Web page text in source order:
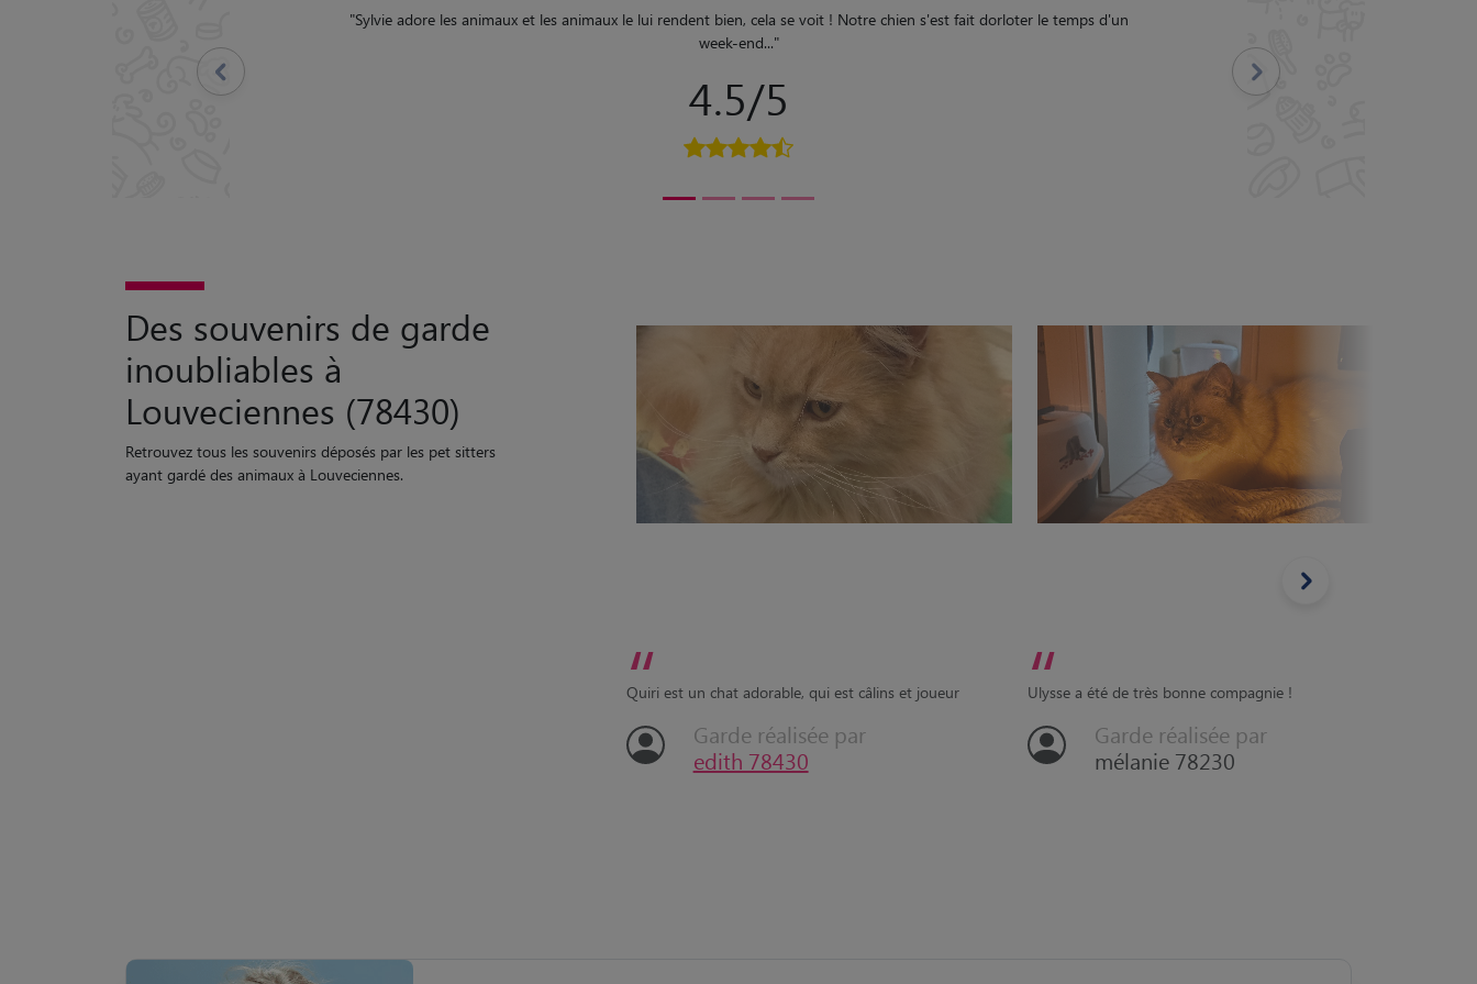
"Edith connaît très bien les chats. Elle est très attentive à leur bien-être,"
5/5
Des souvenirs de garde
inoubliables à
Louveciennes (78430)
Retrouvez tous les souvenirs déposés par les pet sitters
ayant gardé des animaux à Louveciennes.
“
Quiri est un chat adorable, qui est câlins et joueur
Garde réalisée par
edith 78430
“
Ulysse a été de très bonne compagnie !
Garde réalisée par
mélanie 78230